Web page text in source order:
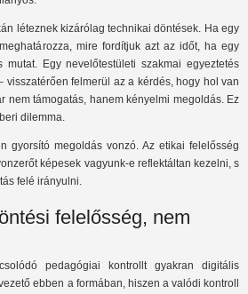
léteznek kizárólag technikai döntések. Ha egy
mire fordítjuk azt az időt, ha egy
Egy nevelőtestületi szakmai egyeztetés
felmerül az a kérdés, hogy hol van
nem támogatás, hanem kényelmi megoldás. Ez
dilemma.
gyorsító megoldás vonzó. Az etikai felelősség
képesek vagyunk-e reflektáltan kezelni, s
felé irányulni.
felelősség, nem
pedagógiai kontrollt gyakran digitális
ebben a formában, hiszen a valódi kontroll